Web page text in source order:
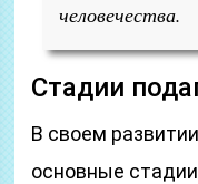
человечества.
Стадии
В своем
основные